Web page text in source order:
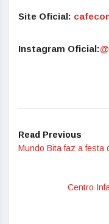
Site Oficial:
Instagram Oficial:
Read Previous
Mundo Bita faz a festa
Centro